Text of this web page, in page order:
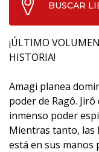
BUSCAR
¡ÚLTIMO
HISTORIA!
Amagi planea
poder de Ragô.
inmenso poder
Mientras tanto, las
está en sus manos